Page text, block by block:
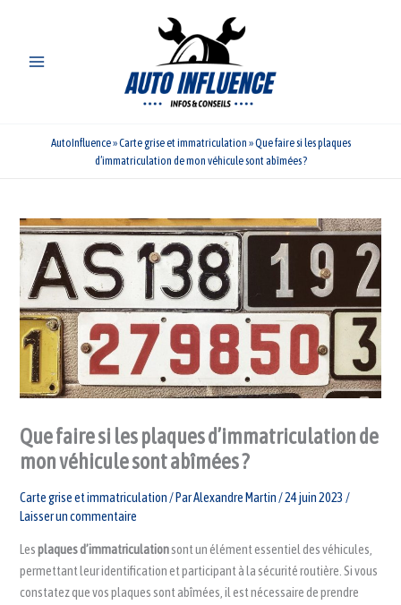
AutoInfluence»Carte grise et immatriculation »Que faire si les plaques
d’immatriculation de mon véhicule sont abîmées ?
Que faire si les plaques d’immatriculation de
mon véhicule sont abîmées ?
Carte grise et immatriculation / ParAlexandre Martin /24 juin 2023 /
Laisser un commentaire
Lesplaques d’immatriculationsont un élément essentiel des véhicules,
permettant leur identification et participant à la sécurité routière. Si vous
constatez que vos plaques sont abîmées, il est nécessaire de prendre